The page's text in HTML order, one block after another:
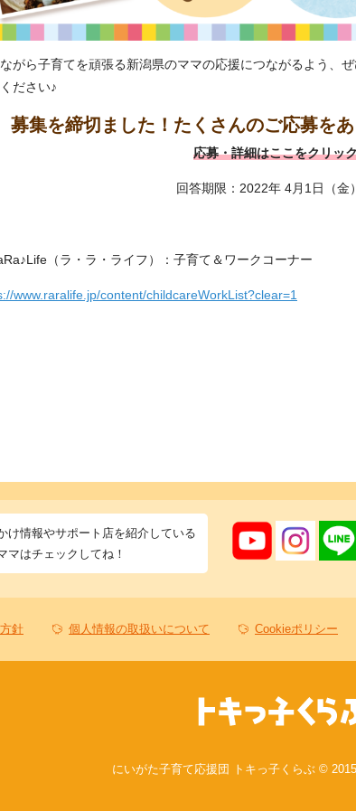
がら子育てを頑張る新潟県のママの応援につながるよう、
ださい♪
募集を締切ました！たくさんのご応募を
応募・詳細はここをクリッ
回答期限：2022年 4月1日（金
（ラ・ラ・ライフ）：子育て＆ワークコーナー
www.raralife.jp/content/childcareWorkList?clear=1
け情報やサポート店を紹介している
マはチェックしてね！
針 個人情報の取扱いについて Cookieポリシー
にいがた子育て応援団 トキっ子くらぶ ©